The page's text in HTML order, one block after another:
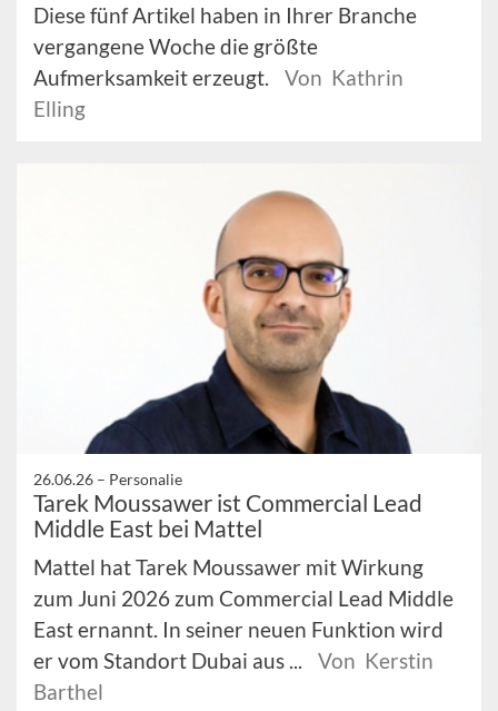
Diese fünf Artikel haben in Ihrer Branche
vergangene Woche die größte
Aufmerksamkeit erzeugt.
Von Kathrin
Elling
26.06.26 – Personalie
Tarek Moussawer ist Commercial Lead
Middle East bei Mattel
Mattel hat Tarek Moussawer mit Wirkung
zum Juni 2026 zum Commercial Lead Middle
East ernannt. In seiner neuen Funktion wird
er vom Standort Dubai aus ...
Von Kerstin
Barthel